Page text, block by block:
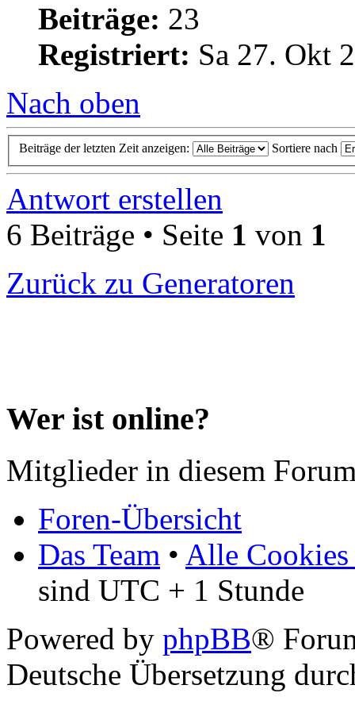
Beiträge: 23
Registriert: Sa 27. Okt
Nach oben
Beiträge der letzten Zeit anzeigen: Sortiere nach
Antwort erstellen
6 Beiträge • Seite 1 von 1
Zurück zu Generatoren
Wer ist online?
Mitglieder in diesem
Foren-Übersicht
Das Team • Alle Cookies
sind UTC + 1 Stunde
Powered by phpBB®
Deutsche Übersetzung